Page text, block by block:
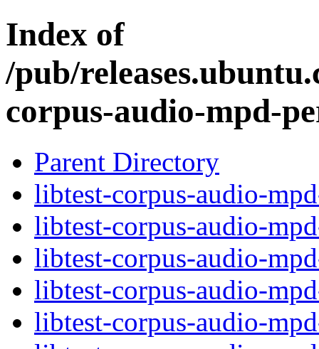
Index of
/pub/
corpus-audio-mpd-
Parent Directory
libtest-corpus-audio-
libtest-corpus-audio-
libtest-corpus-audio-
libtest-corpus-audio-
libtest-corpus-audio-